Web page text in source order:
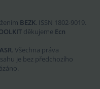
BEZK. ISSN 1802-9019.
děkujeme Ecn
. Všechna práva
je bez předchozího